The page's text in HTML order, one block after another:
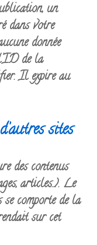
un
dans votre
donnée
de la
Il expire au
sites
des contenus
articles…). Le
se comporte de la
sur cet